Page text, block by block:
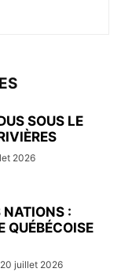
SOUS LE
2026
NATIONS :
QUÉBÉCOISE
20 juillet 2026